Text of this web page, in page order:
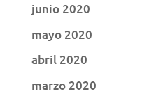
junio 2020
mayo 2020
abril 2020
marzo 2020